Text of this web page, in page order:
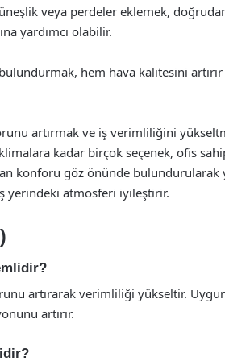
veya perdeler eklemek, doğrudan
yardımcı olabilir.
hem hava kalitesini artırır
artırmak ve iş verimliliğini
kadar birçok seçenek, ofis
konforu göz önünde bulundurularak
yerindeki atmosferi iyileştirir.
artırarak verimliliği yükseltir. Uygun
artırır.